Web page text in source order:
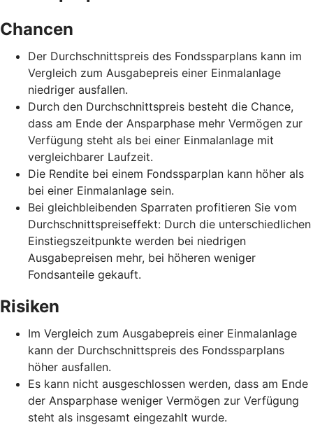
Chancen
Der Durchschnittspreis des Fondssparplans kann im
Vergleich zum Ausgabepreis einer Einmalanlage
niedriger ausfallen.
Durch den Durchschnittspreis besteht die Chance,
dass am Ende der Ansparphase mehr Vermögen zur
Verfügung steht als bei einer Einmalanlage mit
vergleichbarer Laufzeit.
Die Rendite bei einem Fondssparplan kann höher als
bei einer Einmalanlage sein.
Bei gleichbleibenden Sparraten profitieren Sie vom
Durchschnittspreiseffekt: Durch die unterschiedlichen
Einstiegszeitpunkte werden bei niedrigen
Ausgabepreisen mehr, bei höheren weniger
Fondsanteile gekauft.
Risiken
Im Vergleich zum Ausgabepreis einer Einmalanlage
kann der Durchschnittspreis des Fondssparplans
höher ausfallen.
Es kann nicht ausgeschlossen werden, dass am Ende
der Ansparphase weniger Vermögen zur Verfügung
steht als insgesamt eingezahlt wurde.